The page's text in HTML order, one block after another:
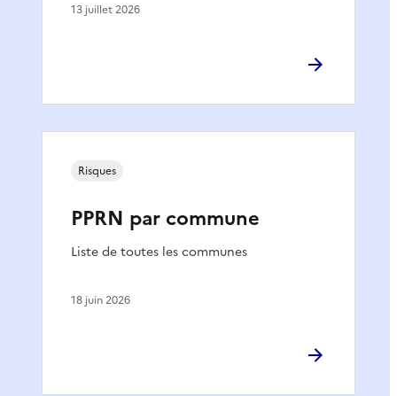
13 juillet 2026
PPRN par commune
Liste de toutes les communes
Risques
18 juin 2026